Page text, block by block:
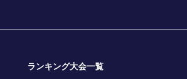
ランキング大会一覧